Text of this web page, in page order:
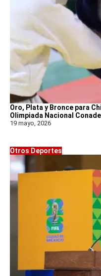
Oro, Plata y Bronce para
Olimpiada Nacional
19 mayo, 2026
Otros Deportes